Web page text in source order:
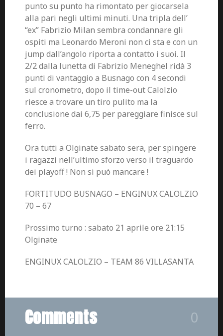
punto su punto ha rimontato per giocarsela
alla pari negli ultimi minuti. Una tripla dell’
“ex” Fabrizio Milan sembra condannare gli
ospiti ma Leonardo Meroni non ci sta e con un
jump dall’angolo riporta a contatto i suoi. Il
2/2 dalla lunetta di Fabrizio Meneghel ridà 3
punti di vantaggio a Busnago con 4 secondi
sul cronometro, dopo il time-out Calolzio
riesce a trovare un tiro pulito ma la
conclusione dai 6,75 per pareggiare finisce sul
ferro.
Ora tutti a Olginate sabato sera, per spingere
i ragazzi nell’ultimo sforzo verso il traguardo
dei playoff ! Non si può mancare !
FORTITUDO BUSNAGO – ENGINUX CALOLZIO
70 – 67
Prossimo turno : sabato 21 aprile ore 21:15
Olginate
ENGINUX CALOLZIO – TEAM 86 VILLASANTA
Comments 0